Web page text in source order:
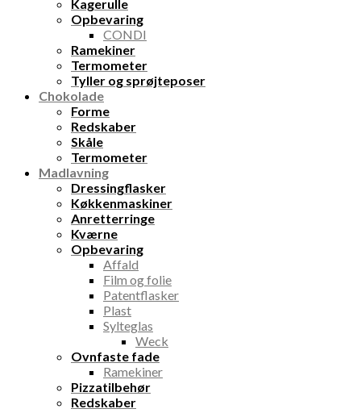
Kagerulle
Opbevaring
CONDI
Ramekiner
Termometer
Tyller og sprøjteposer
Chokolade
Forme
Redskaber
Skåle
Termometer
Madlavning
Dressingflasker
Køkkenmaskiner
Anretterringe
Kværne
Opbevaring
Affald
Film og folie
Patentflasker
Plast
Sylteglas
Weck
Ovnfaste fade
Ramekiner
Pizzatilbehør
Redskaber